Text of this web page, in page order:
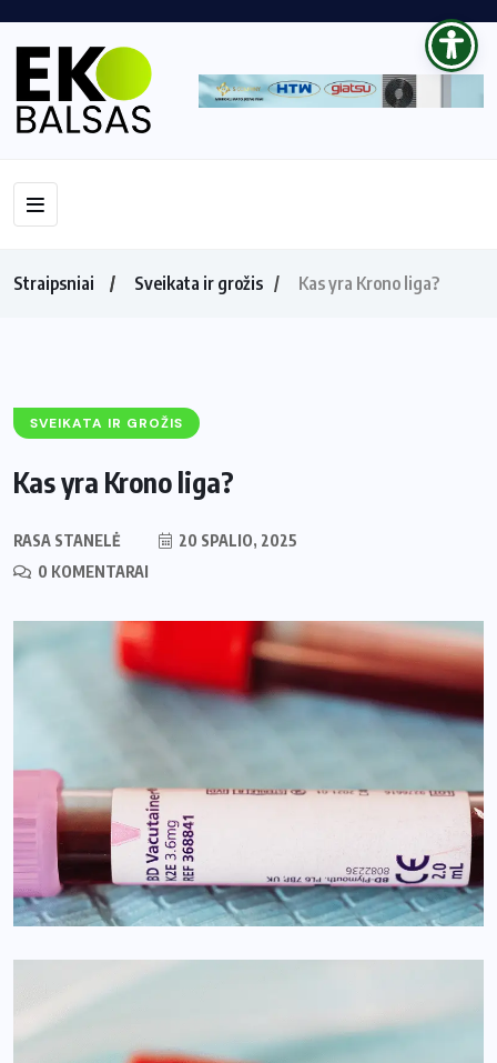
Straipsniai Sveikata ir grožis Kas yra Krono liga?
SVEIKATA IR GROŽIS
Kas yra Krono liga?
RASA STANELĖ
20 SPALIO, 2025
0 KOMENTARAI